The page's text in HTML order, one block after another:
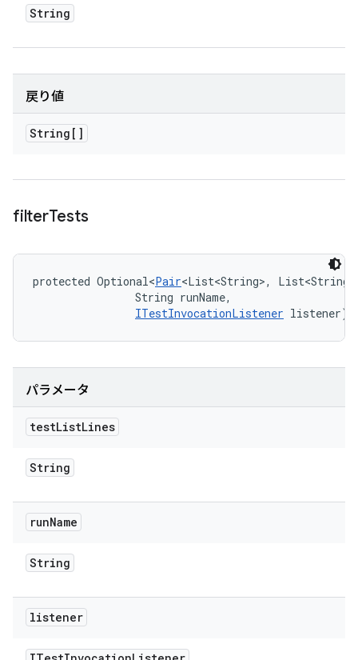
String
戻り値
String[]
filterTests
protected Optional<Pair<List<String>,
                String runName,
ITestInvocationListener listener)
パラメータ
testListLines
String
runName
String
listener